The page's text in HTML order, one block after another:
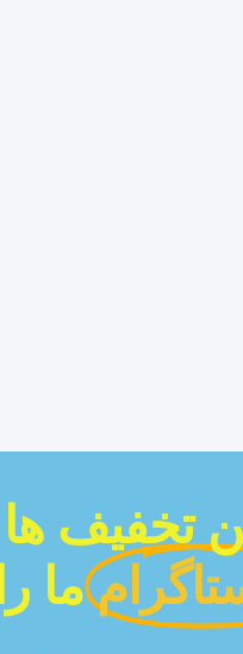
تخفیف
ما